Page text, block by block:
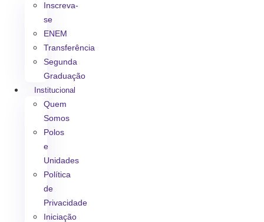
Inscreva-
se
ENEM
Transferência
Segunda
Graduação
Institucional
Quem
Somos
Polos
e
Unidades
Política
de
Privacidade
Iniciação